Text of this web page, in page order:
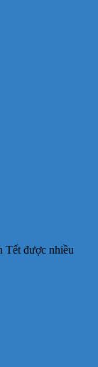
Tết được nhiều